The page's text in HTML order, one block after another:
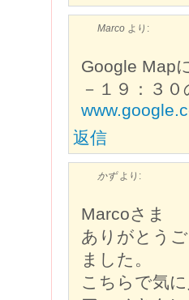
Marco より:
Google Map
－１９：３
返信
かず より:
Marcoさま
ありがとう
ました。
こちらで気